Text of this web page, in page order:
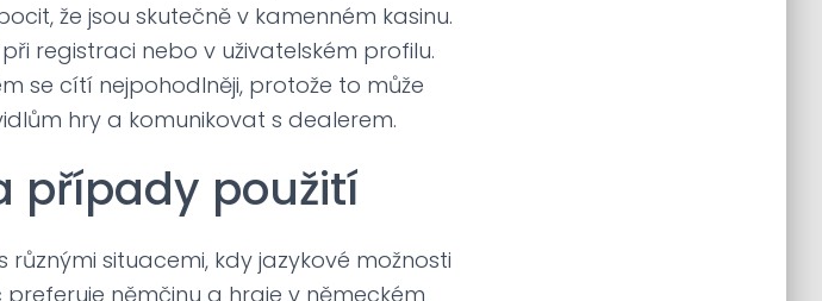
že jsou skutečně v kamenném kasinu.
registraci nebo v uživatelském profilu.
se cítí nejpohodlněji, protože to může
hry a komunikovat s dealerem.
případy použití
situacemi, kdy jazykové možnosti
němčinu a hraje v německém